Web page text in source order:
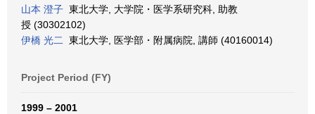
山本 澄子 東北大学, 大学院・医学系研究科, 助教
授 (30302102)
伊橋 光二
東北大学, 医学部・附属病院, 講師 (40160014)
Project Period (FY)
1999 – 2001